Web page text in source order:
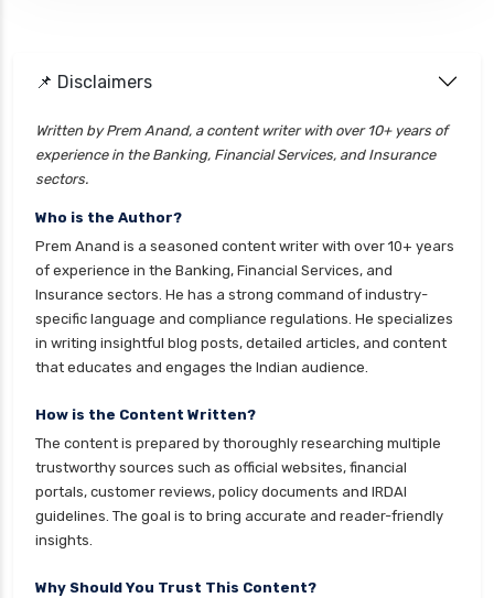
📌 Disclaimers
Written by Prem Anand, a content writer with over 10+ years of
experience in the Banking, Financial Services, and Insurance
sectors.
Who is the Author?
Prem Anand is a seasoned content writer with over 10+ years
of experience in the Banking, Financial Services, and
Insurance sectors. He has a strong command of industry-
specific language and compliance regulations. He specializes
in writing insightful blog posts, detailed articles, and content
that educates and engages the Indian audience.
How is the Content Written?
The content is prepared by thoroughly researching multiple
trustworthy sources such as official websites, financial
portals, customer reviews, policy documents and IRDAI
guidelines. The goal is to bring accurate and reader-friendly
insights.
Why Should You Trust This Content?